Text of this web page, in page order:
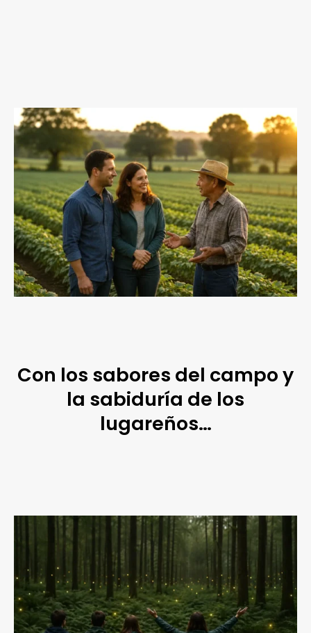
Con los sabores del campo y
la sabiduría de los
lugareños…